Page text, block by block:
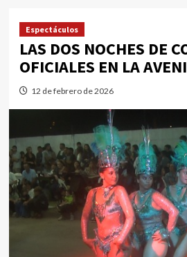
Espectáculos
LAS DOS NOCHES DE
OFICIALES EN LA
12 de febrero de 2026